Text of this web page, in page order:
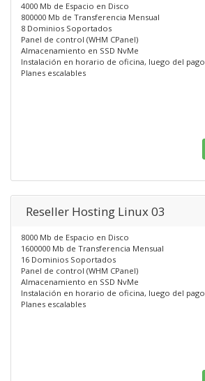
4000 Mb de Espacio en Disco
800000 Mb de Transferencia Mensual
8 Dominios Soportados
Panel de control (WHM CPanel)
Almacenamiento en SSD NvMe
Instalación en horario de oficina, luego del pago
Planes escalables
Reseller Hosting Linux 03
8000 Mb de Espacio en Disco
1600000 Mb de Transferencia Mensual
16 Dominios Soportados
Panel de control (WHM CPanel)
Almacenamiento en SSD NvMe
Instalación en horario de oficina, luego del pago
Planes escalables